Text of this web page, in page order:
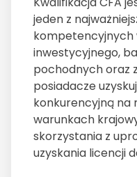
jeden z
kompetencyjnych
inwestycyjnego,
pochodnych oraz
posiadacze
konkurencyjną na
warunkach
skorzystania z
uzyskania licencji